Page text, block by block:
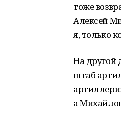
тоже
Алексей
я, только
На другой
штаб
а